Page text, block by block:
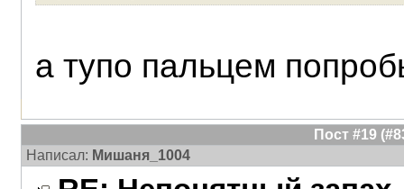
а тупо пальцем
Пост #19
Написал: Мишаня_1004